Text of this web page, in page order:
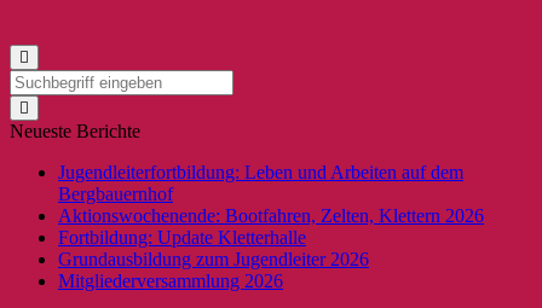
Neueste Berichte
Jugendleiterfortbildung: Leben und Arbeiten auf dem
Bergbauernhof
Aktionswochenende: Bootfahren, Zelten, Klettern 2026
Fortbildung: Update Kletterhalle
Grundausbildung zum Jugendleiter 2026
Mitgliederversammlung 2026